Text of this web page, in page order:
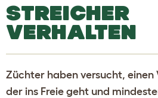
STREICHER
VERHALTEN
Züchter haben versucht, einen
der ins Freie geht und